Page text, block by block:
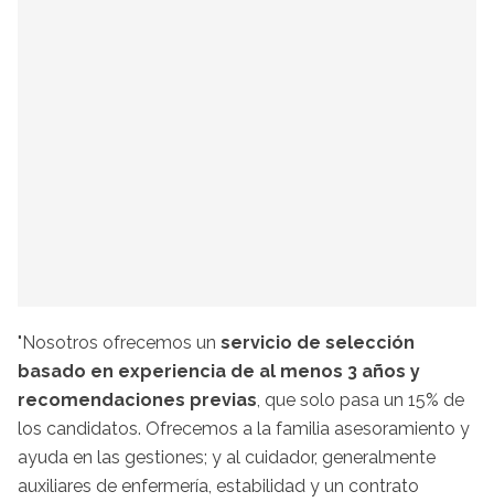
"Nosotros ofrecemos un servicio de selección
basado en experiencia de al menos 3 años y
recomendaciones previas, que solo pasa un 15% de
los candidatos. Ofrecemos a la familia asesoramiento y
ayuda en las gestiones; y al cuidador, generalmente
auxiliares de enfermería, estabilidad y un contrato